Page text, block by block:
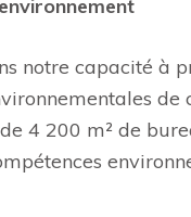
notre capacité à
de
4 200 m² de